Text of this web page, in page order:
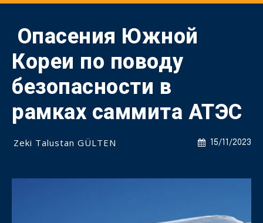
Опасения Южной
Кореи по поводу
безопасности в
рамках саммита АТЭС
15/11/2023
Zeki Talustan GÜLTEN